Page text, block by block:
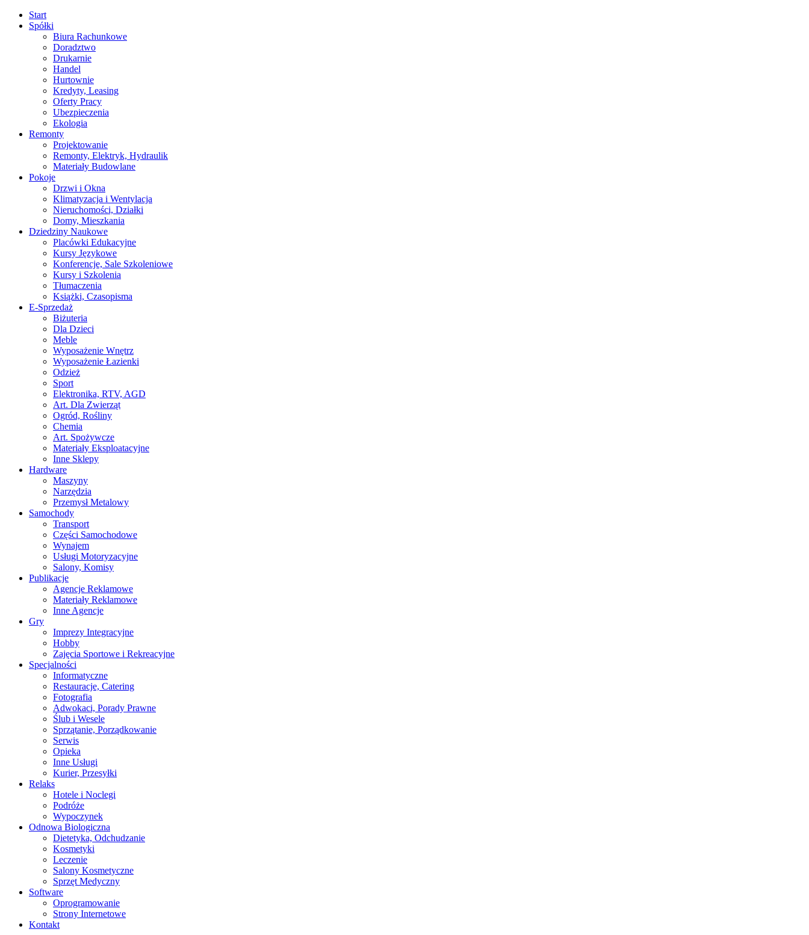
Start
Spółki
Biura Rachunkowe
Doradztwo
Drukarnie
Handel
Hurtownie
Kredyty, Leasing
Oferty Pracy
Ubezpieczenia
Ekologia
Remonty
Projektowanie
Remonty, Elektryk, Hydraulik
Materiały Budowlane
Pokoje
Drzwi i Okna
Klimatyzacja i Wentylacja
Nieruchomości, Działki
Domy, Mieszkania
Dziedziny Naukowe
Placówki Edukacyjne
Kursy Językowe
Konferencje, Sale Szkoleniowe
Kursy i Szkolenia
Tłumaczenia
Książki, Czasopisma
E-Sprzedaż
Biżuteria
Dla Dzieci
Meble
Wyposażenie Wnętrz
Wyposażenie Łazienki
Odzież
Sport
Elektronika, RTV, AGD
Art. Dla Zwierząt
Ogród, Rośliny
Chemia
Art. Spożywcze
Materiały Eksploatacyjne
Inne Sklepy
Hardware
Maszyny
Narzędzia
Przemysł Metalowy
Samochody
Transport
Części Samochodowe
Wynajem
Usługi Motoryzacyjne
Salony, Komisy
Publikacje
Agencje Reklamowe
Materiały Reklamowe
Inne Agencje
Gry
Imprezy Integracyjne
Hobby
Zajęcia Sportowe i Rekreacyjne
Specjalności
Informatyczne
Restauracje, Catering
Fotografia
Adwokaci, Porady Prawne
Ślub i Wesele
Sprzątanie, Porządkowanie
Serwis
Opieka
Inne Usługi
Kurier, Przesyłki
Relaks
Hotele i Noclegi
Podróże
Wypoczynek
Odnowa Biologiczna
Dietetyka, Odchudzanie
Kosmetyki
Leczenie
Salony Kosmetyczne
Sprzęt Medyczny
Software
Oprogramowanie
Strony Internetowe
Kontakt